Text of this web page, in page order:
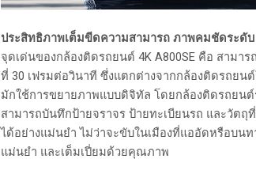
ประสิทธิภาพเต็มขีดความสามารถ ภาพคมชัดระดับ
จุดเด่นของกล้องติดรถยนต์ 4K A800SE คือ สามา
ที่ 30 เฟรมต่อวินาที ซึ่งแตกต่างจากกล้องติดรถยน
มักใช้การขยายภาพแบบดิจิทัล โดยกล้องติดรถยน
สามารถบันทึกป้ายจราจร ป้ายทะเบียนรถ และวัตถุที่
ได้อย่างแม่นยำ ไม่ว่าจะขับในเมืองที่แออัดหรือบน
แม่นยำ และเต็มเปี่ยมด้วยคุณภาพ